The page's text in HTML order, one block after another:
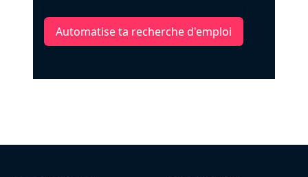
Automatise ta recherche d'emploi